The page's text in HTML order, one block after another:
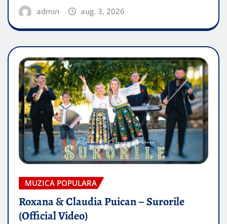
admin aug. 3, 2026
MUZICA POPULARA
Roxana & Claudia Puican – Surorile
(Official Video)